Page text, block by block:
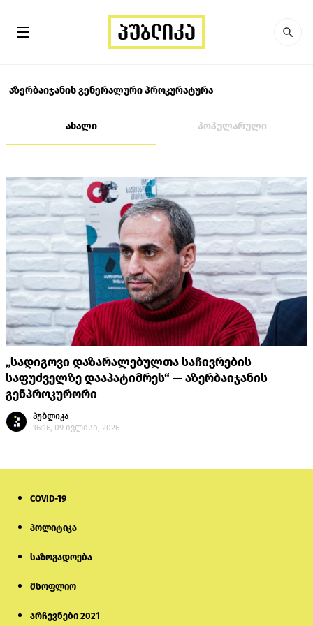
აზერბაიჯანის გენერალური პროკურატურა
ახალი პოპულარული
„სადიგოვი დაზარალებულთა საჩივრების
საფუძველზე დააპატიმრეს“ — აზერბაიჯანის
გენპროკურორი
პუბლიკა
16:16, 09 ივლისი, 2026
COVID-19
პოლიტიკა
საზოგადოება
მსოფლიო
არჩევნები 2021